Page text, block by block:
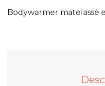
Bodywarmer matelassé